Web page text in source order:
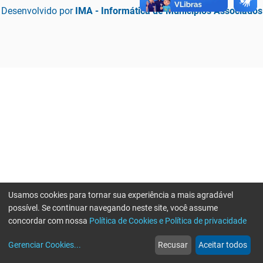
Desenvolvido por IMA - Informática de Municípios Associados
web
Notícias
more_horiz
Mais
Usamos cookies para tornar sua experiência a mais agradável
possível. Se continuar navegando neste site, você assume
concordar com nossa Política de Cookies e Política de privacidade
Gerenciar Cookies... Recusar Aceitar todos
Erro ao enviar informações, por favor tente novamente